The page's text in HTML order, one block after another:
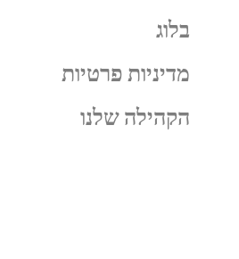
בלוג
מדיניות פרטיות
הקהילה שלנו